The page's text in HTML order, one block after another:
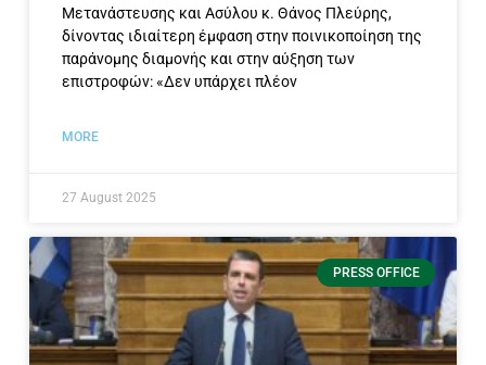
Μετανάστευσης και Ασύλου κ. Θάνος Πλεύρης,
δίνοντας ιδιαίτερη έμφαση στην ποινικοποίηση της
παράνομης διαμονής και στην αύξηση των
επιστροφών: «Δεν υπάρχει πλέον
MORE
27 August 2025
PRESS OFFICE